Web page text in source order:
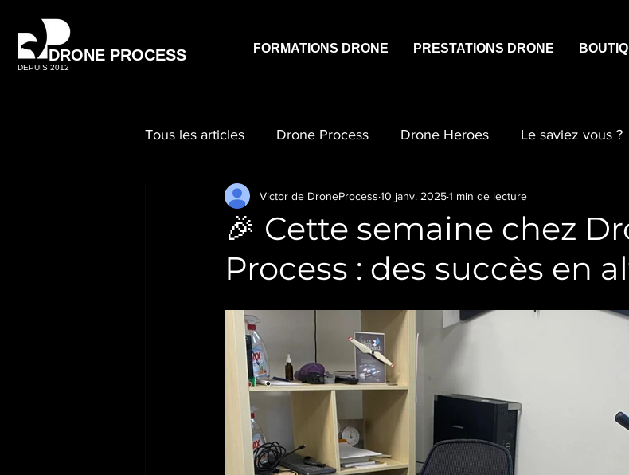
DRONE PROCESS
DEPUIS 2012
FORMATIONS DRONE PRESTATIONS DRONE
Tous les articles Drone Process Drone Heroes Le saviez vous ?
🎉 Cette semaine chez
Process : des succès en
Victor de DroneProcess 10 janv. 20251 min de lecture